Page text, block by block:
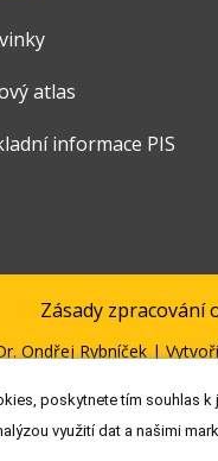
atlas
informace PIS
Zásady zpracování
Ondřej Rybníček |
poskytnete tím souhlas k
využití dat a našimi